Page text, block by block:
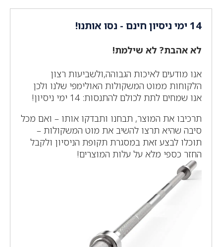
14 ימי ניסיון חינם - נסו אותנו!
לא אהבת? לא שילמת!
אנו מודעים לאיכות הגבוהה,ולשביעות רצון
הלקוחות ממוט המשקולות האולימפי שלנו ולכן
אנו שמחים לתת לכולם להתנסות: 14 ימי ניסיון!
תרכיבו את המוצר, תבחנו ותבדקו אותו – ואם מכל
סיבה שהיא תרצו להשיב את מוט המשקולות –
תוכלו לבצע זאת במסגרת תקופת הניסיון ולקבל
החזר כספי מלא על עלות המוצרים!